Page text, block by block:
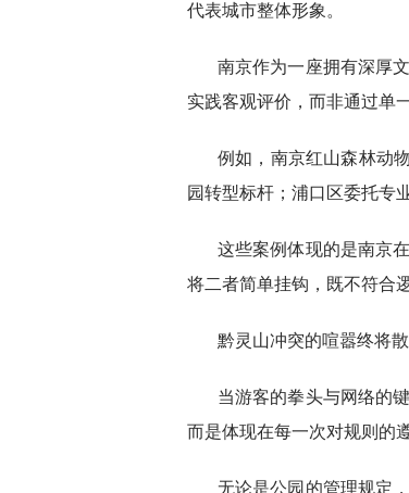
代表城市整体形象。
南京作为一座拥有深厚
实践客观评价，而非通过单
例如，南京红山森林动
园转型标杆；浦口区委托专
这些案例体现的是南京
将二者简单挂钩，既不符合
黔灵山冲突的喧嚣终将
当游客的拳头与网络的
而是体现在每一次对规则的
无论是公园的管理规定